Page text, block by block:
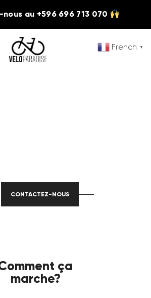
au +596 696 713 070
French ▼
CONTACTEZ-NOUS
ça
marche?